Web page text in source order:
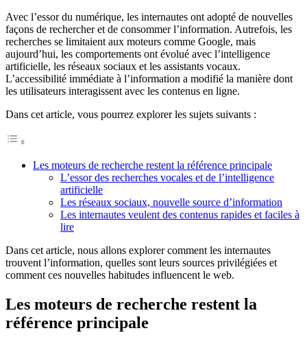
Avec l’essor du numérique, les internautes ont adopté de nouvelles
façons de rechercher et de consommer l’information. Autrefois, les
recherches se limitaient aux moteurs comme Google, mais
aujourd’hui, les comportements ont évolué avec l’intelligence
artificielle, les réseaux sociaux et les assistants vocaux.
L’accessibilité immédiate à l’information a modifié la manière dont
les utilisateurs interagissent avec les contenus en ligne.
Dans cet article, vous pourrez explorer les sujets suivants :
Les moteurs de recherche restent la référence principale
L’essor des recherches vocales et de l’intelligence
artificielle
Les réseaux sociaux, nouvelle source d’information
Les internautes veulent des contenus rapides et faciles à
lire
Dans cet article, nous allons explorer comment les internautes
trouvent l’information, quelles sont leurs sources privilégiées et
comment ces nouvelles habitudes influencent le web.
Les moteurs de recherche restent la
référence principale